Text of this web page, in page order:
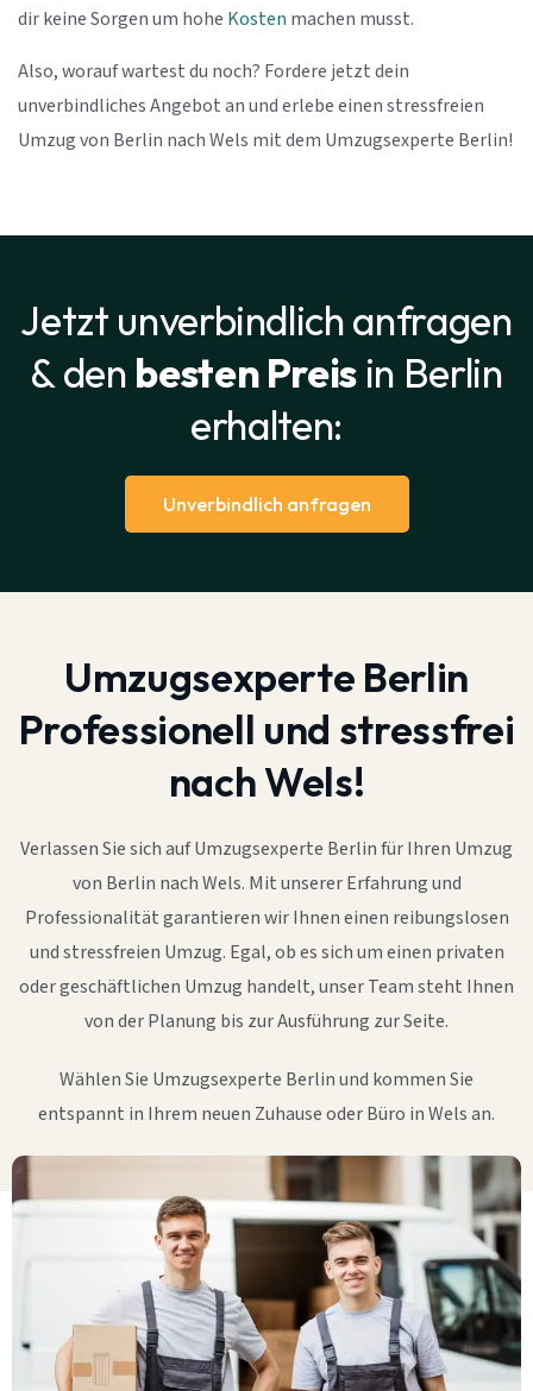
dir keine Sorgen um hohe Kosten machen musst.
Also, worauf wartest du noch? Fordere jetzt dein
unverbindliches Angebot an und erlebe einen stressfreien
Umzug von Berlin nach Wels mit dem Umzugsexperte Berlin!
Jetzt unverbindlich anfragen
& den besten Preis in Berlin
erhalten:
Unverbindlich anfragen
Umzugsexperte Berlin
Professionell und stressfrei
nach Wels!
Verlassen Sie sich auf Umzugsexperte Berlin für Ihren Umzug
von Berlin nach Wels. Mit unserer Erfahrung und
Professionalität garantieren wir Ihnen einen reibungslosen
und stressfreien Umzug. Egal, ob es sich um einen privaten
oder geschäftlichen Umzug handelt, unser Team steht Ihnen
von der Planung bis zur Ausführung zur Seite.
Wählen Sie Umzugsexperte Berlin und kommen Sie
entspannt in Ihrem neuen Zuhause oder Büro in Wels an.